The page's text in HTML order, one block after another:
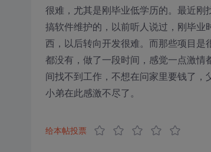
很难，尤其是刚毕业低学历的。最近
搞软件维护的，以前听人说过，刚毕
西，以后转向开发很难。而那些项目
都没有，做了一段时间，感觉一点激
间找不到工作，不想在问家里要钱了
小弟在此感激不尽了。
给本帖投票